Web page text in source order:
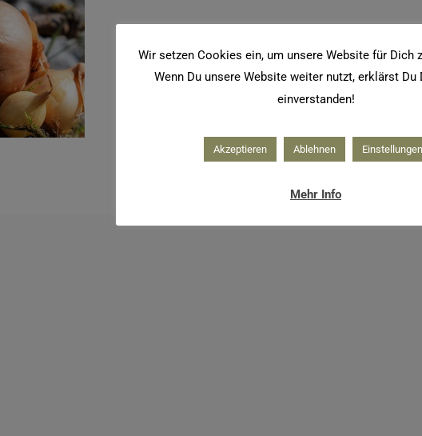
Wir setzen Cookies ein, um unsere Website für Dich
Wenn Du unsere Website weiter nutzt, erklärst Du
einverstanden!
Akzeptieren Ablehnen Einstellungen
Mehr Info